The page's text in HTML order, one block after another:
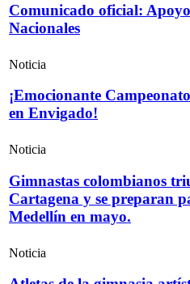
Comunicado oficial:
Nacionales
Noticia
¡Emocionante
en Envigado!
Noticia
Gimnastas colombianos
Cartagena y se preparan
Medellín en mayo.
Noticia